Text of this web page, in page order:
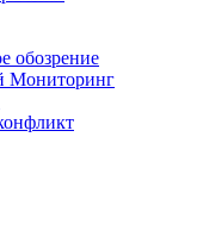
обозрение
Мониторинг